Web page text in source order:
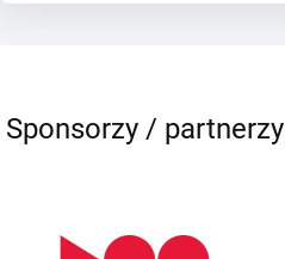
Sponsorzy / partnerzy